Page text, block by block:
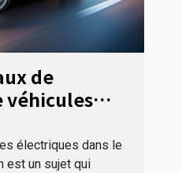
de
le secteur
électriques dans le
est un sujet qui